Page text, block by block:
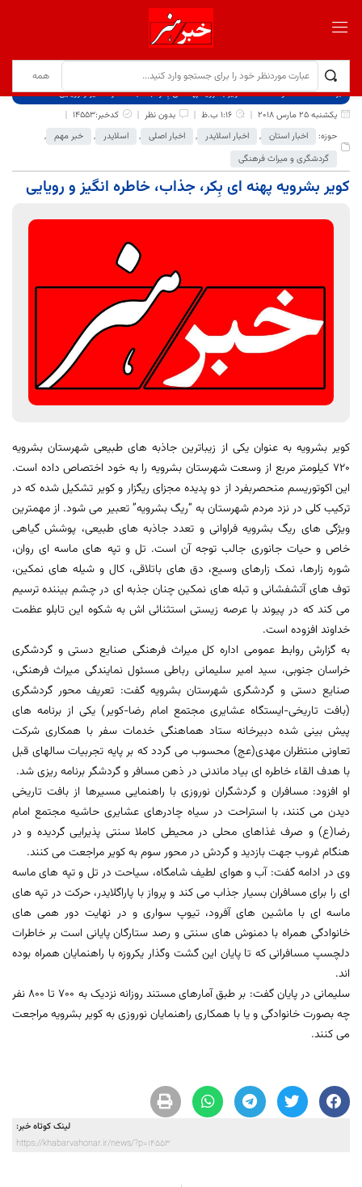
برگ نخست نوشته‌ها
کویر بشرویه پهنه ای بِکر، جذاب، خاطره انگیز و رویایی
یکشنبه 25 مارس 2018
1:16 ب.ظ بدون نظر
کدخبر:14553
حوزه:
اخبار استان , اخبار اسلایدر , اخبار اصلی , اسلایدر , خبر مهم ,
گردشگری و میراث فرهنگی
کویر بشرویه پهنه ای بِکر، جذاب، خاطره انگیز و رویایی
کویر بشرویه به عنوان یکی از زیباترین جاذبه های طبیعی شهرستان بشرویه
720 کیلومتر مربع از وسعت شهرستان بشرویه را به خود اختصاص داده است.
این اکوتوریسم منحصربفرد از دو پدیده مجزای ریگزار و کویر تشکیل شده که در
ترکیب کلی در نزد مردم شهرستان به “ریگ بشرویه” تعبیر می شود. از مهمترین
ویژگی های ریگ بشرویه فراوانی و تعدد جاذبه های طبیعی، پوشش گیاهی
خاص و حیات جانوری جالب توجه آن است. تل و تپه های ماسه ای روان،
شوره زارها، نمک زارهای وسیع، دق های باتلاقی، کال و شیله های نمکین،
توف های آتشفشانی و تبله های نمکین چنان جذبه ای در چشم بیننده ترسیم
می کند که در پیوند با عرصه زیستی استثنائی اش به شکوه این تابلو عظمت
خداوند افزوده است.
به گزارش روابط عمومی اداره کل میراث فرهنگی صنایع دستی و گردشگری
خراسان جنوبی، سید امیر سلیمانی رباطی مسئول نمایندگی میراث فرهنگی،
صنایع دستی و گردشگری شهرستان بشرویه گفت: تعریف محور گردشگری
(بافت تاریخی-ایستگاه عشایری مجتمع امام رضا-کویر) یکی از برنامه های
پیش بینی شده دبیرخانه ستاد هماهنگی خدمات سفر با همکاری شرکت
تعاونی منتظران مهدی(عج) محسوب می گردد که بر پایه تجربیات سالهای قبل
با هدف القاء خاطره ای بیاد ماندنی در ذهن مسافر و گردشگر برنامه ریزی شد.
او افزود: مسافران و گردشگران نوروزی با راهنمایی مسیرها از بافت تاریخی
دیدن می کنند، با استراحت در سیاه چادرهای عشایری حاشیه مجتمع امام
رضا(ع) و صرف غذاهای محلی در محیطی کاملا سنتی پذیرایی گردیده و در
هنگام غروب جهت بازدید و گردش در محور سوم به کویر مراجعت می کنند.
وی در ادامه گفت: آب و هوای لطیف شامگاه، سیاحت در تل و تپه های ماسه
ای را برای مسافران بسیار جذاب می کند و پرواز با پاراگلایدر، حرکت در تپه های
ماسه ای با ماشین های آفرود، تیوپ سواری و در نهایت دور همی های
خانوادگی همراه با دمنوش های سنتی و رصد ستارگان پایانی است بر خاطرات
دلچسپ مسافرانی که تا پایان این گشت وگذار یکروزه با راهنمایان همراه بوده
اند.
سلیمانی در پایان گفت: بر طبق آمارهای مستند روزانه نزدیک به 700 تا 800 نفر
چه بصورت خانوادگی و یا با همکاری راهنمایان نوروزی به کویر بشرویه مراجعت
می کنند.
لینک کوتاه خبر:
https://khabarvahonar.ir/news/?p=14553